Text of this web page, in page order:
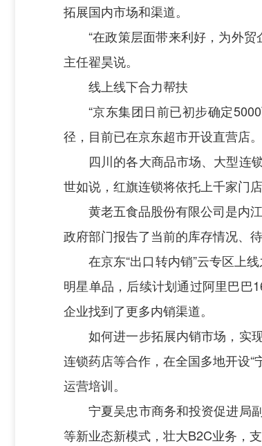
拓展国内市场和渠道。
“在政策层面带来利好，为外
主任翟昊说。
线上线下合力帮扶
“京东集团日前已初步确定
径，目前已在京东超市开设直营店。
四川的各大商品市场、大型连
世如说，红旗连锁将依托上千家门
黄老五食品股份有限公司是内
政府部门报告了当前的库存情况、
在京东“出口转内销”云专区上
明星单品，后续计划通过阿里巴巴
企业找到了更多内销渠道。
如何进一步拓展内销市场，实
连锁药店等合作，在全国多地开设
运营培训。
宁夏吴忠市商务和投资促进局
等新业态新模式，壮大B2C业务，